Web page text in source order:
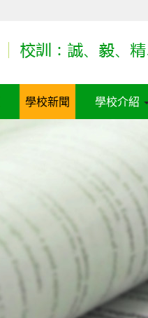
學校新聞 學校介紹